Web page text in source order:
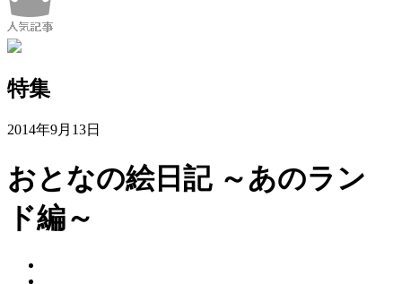
特集
2014年9月13日
おとなの絵日記 ～あのラン
ド編～